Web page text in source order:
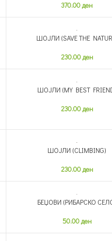
370.00ден
НЕМА ЗАЛИХА
ШОЈЛИ (SAVE THE
230.00ден
НЕМА ЗАЛИХАШОЈЛИ (MY BEST
230.00ден
НЕМА ЗАЛИХАШОЈЛИ (CLIMBING)
230.00ден
НЕМА ЗАЛИХАБЕЏОВИ (РИБАРСКО
50.00ден